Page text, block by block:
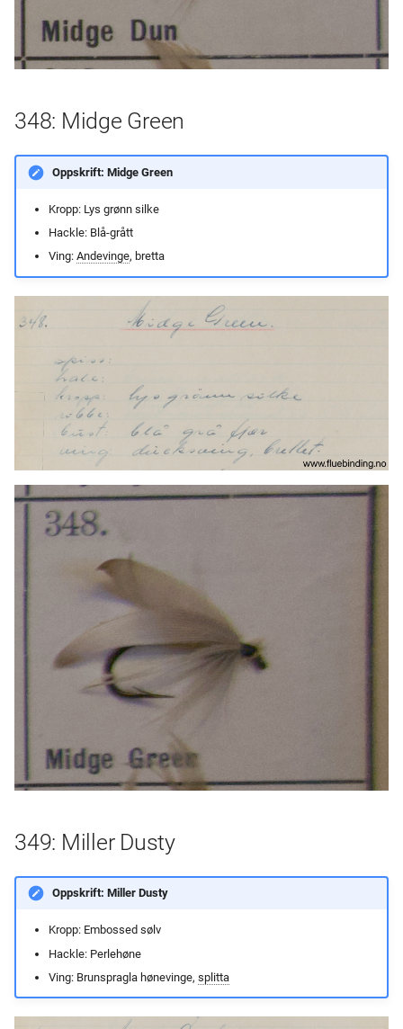
348: Midge Green
Oppskrift: Midge Green
Kropp: Lys grønn silke
Hackle: Blå-grått
Ving: Andevinge, bretta
349: Miller Dusty
Oppskrift: Miller Dusty
Kropp: Embossed sølv
Hackle: Perlehøne
Ving: Brunspragla hønevinge, splitta